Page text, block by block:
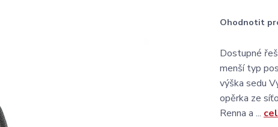
Ohodnotit
Dostupné
menší typ
výška sedu
opěrka ze
Renna a ...